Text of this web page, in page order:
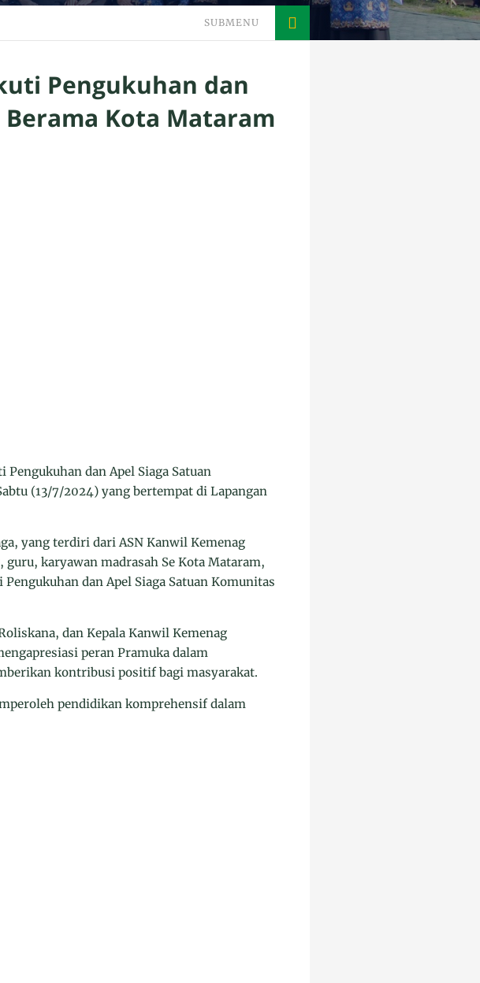
SUBMENU
Pengukuhan dan
Kota Mataram
dan Apel Siaga Satuan
(13/7/2024) yang bertempat di Lapangan
yang terdiri dari ASN Kanwil Kemenag
karyawan madrasah Se Kota Mataram,
dan Apel Siaga Satuan Komunitas
dan Kepala Kanwil Kemenag
peran Pramuka dalam
kontribusi positif bagi masyarakat.
pendidikan komprehensif dalam